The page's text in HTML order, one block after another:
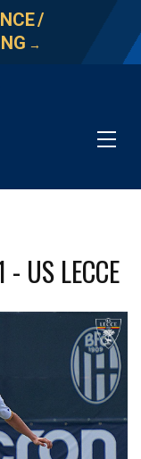
/
→
- US LECCE